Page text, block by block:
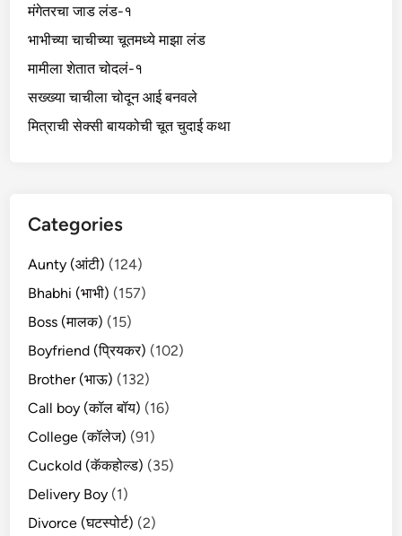
मंगेतरचा जाड लंड-१
भाभीच्या चाचीच्या चूतमध्ये माझा लंड
मामीला शेतात चोदलं-१
सख्ख्या चाचीला चोदून आई बनवले
मित्राची सेक्सी बायकोची चूत चुदाई कथा
Categories
Aunty (आंटी) (124)
Bhabhi (भाभी) (157)
Boss (मालक) (15)
Boyfriend (प्रियकर) (102)
Brother (भाऊ) (132)
Call boy (कॉल बॉय) (16)
College (कॉलेज) (91)
Cuckold (कॅकहोल्ड) (35)
Delivery Boy (1)
Divorce (घटस्पोर्ट) (2)